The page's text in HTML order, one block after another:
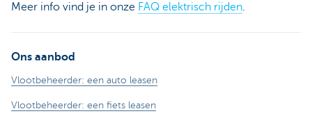
Meer info vind je in onze FAQ elektrisch rijden.
Ons aanbod
Vlootbeheerder: een auto leasen
Vlootbeheerder: een fiets leasen